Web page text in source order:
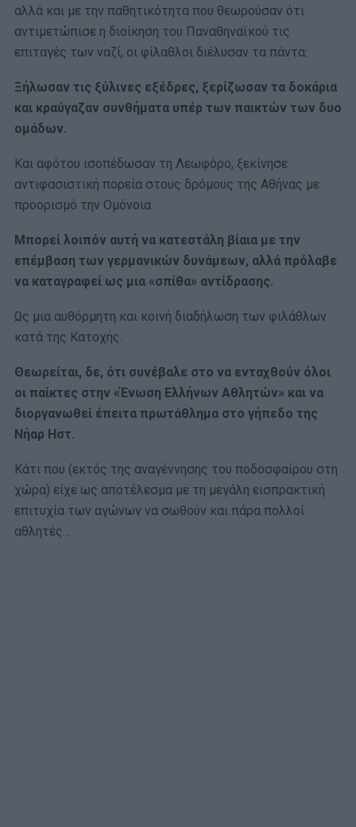
αλλά και με την παθητικότητα που θεωρούσαν ότι
αντιμετώπισε η διοίκηση του Παναθηναϊκού τις
επιταγές των ναζί, οι φίλαθλοι διέλυσαν τα πάντα:
Ξήλωσαν τις ξύλινες εξέδρες, ξερίζωσαν τα δοκάρια
και κραύγαζαν συνθήματα υπέρ των παικτών των δυο
ομάδων.
Και αφότου ισοπέδωσαν τη Λεωφόρο, ξεκίνησε
αντιφασιστική πορεία στους δρόμους της Αθήνας με
προορισμό την Ομόνοια.
Μπορεί λοιπόν αυτή να κατεστάλη βίαια με την
επέμβαση των γερμανικών δυνάμεων, αλλά πρόλαβε
να καταγραφεί ως μια «σπίθα» αντίδρασης.
Ως μια αυθόρμητη και κοινή διαδήλωση των φιλάθλων
κατά της Κατοχής.
Θεωρείται, δε, ότι συνέβαλε στο να ενταχθούν όλοι
οι παίκτες στην «Ένωση Ελλήνων Αθλητών» και να
διοργανωθεί έπειτα πρωτάθλημα στο γήπεδο της
Νήαρ Ηστ.
Κάτι που (εκτός της αναγέννησης του ποδοσφαίρου στη
χώρα) είχε ως αποτέλεσμα με τη μεγάλη εισπρακτική
επιτυχία των αγώνων να σωθούν και πάρα πολλοί
αθλητές…